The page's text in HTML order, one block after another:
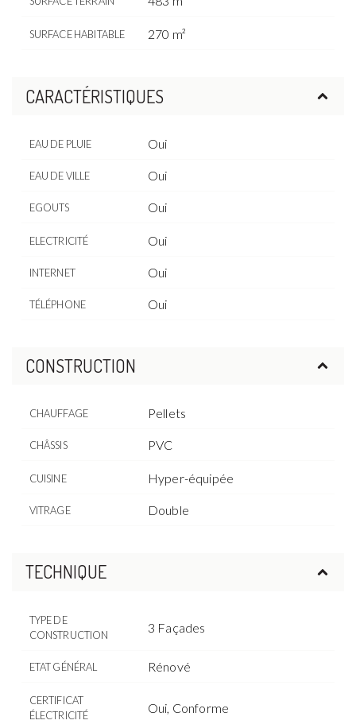
SURFACE HABITABLE 270 m²
CARACTÉRISTIQUES
EAU DE PLUIE Oui
EAU DE VILLE Oui
EGOUTS Oui
ELECTRICITÉ Oui
INTERNET Oui
TÉLÉPHONE Oui
CONSTRUCTION
CHAUFFAGE Pellets
CHÂSSIS PVC
CUISINE Hyper-équipée
VITRAGE Double
TECHNIQUE
TYPE DE
CONSTRUCTION
3 Façades
ETAT GÉNÉRAL Rénové
CERTIFICAT
ÉLECTRICITÉ
Oui, Conforme